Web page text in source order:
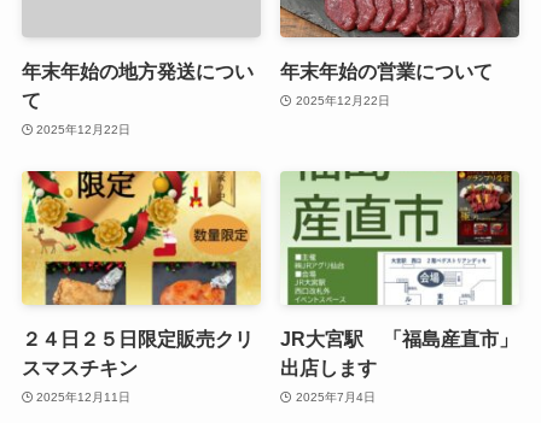
年末年始の地方発送につい
て
2025年12月22日
年末年始の営業について
2025年12月22日
２４日２５日限定販売クリ
スマスチキン
2025年12月11日
JR大宮駅 「福島産直市」
出店します
2025年7月4日